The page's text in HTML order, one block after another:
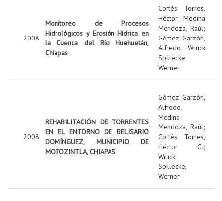
2008
Monitoreo de Procesos
Hidrológicos y Erosión Hídrica en
la Cuenca del Río Huehuetán,
Chiapas
Cortés Torres,
Héctor; Medina
Mendoza, Raúl;
Gómez Garzón,
Alfredo; Wruck
Spillecke,
Werner
2008
REHABILITACIÓN DE TORRENTES
EN EL ENTORNO DE BELISARIO
DOMÍNGUEZ, MUNICIPIO DE
MOTOZINTLA, CHIAPAS
Gómez Garzón,
Alfredo;
Medina
Mendoza, Raúl;
Cortés Torres,
Héctor G.;
Wruck
Spillecke,
Werner